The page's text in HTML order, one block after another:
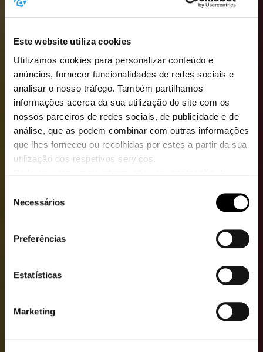
Este website utiliza cookies
Utilizamos cookies para personalizar conteúdo e
anúncios, fornecer funcionalidades de redes sociais e
analisar o nosso tráfego. Também partilhamos
informações acerca da sua utilização do site com os
nossos parceiros de redes sociais, de publicidade e de
análise, que as podem combinar com outras informações
que lhes forneceu ou recolhidas por estes a partir da sua
utilização dos respetivos serviços.
Pode encontrar mais informações emprotecção de
Cliqueaquipara ir para a impressão.
Necessários
Preferências
Estatísticas
Marketing